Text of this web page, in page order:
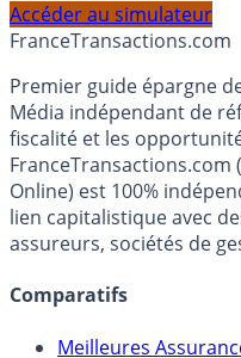
profil et horizon de
FranceTransactions.com
Premier guide épargne
Média indépendant de
fiscalité et les
FranceTransactions.com
Online) est 100%
assureurs, sociétés de
Comparatifs